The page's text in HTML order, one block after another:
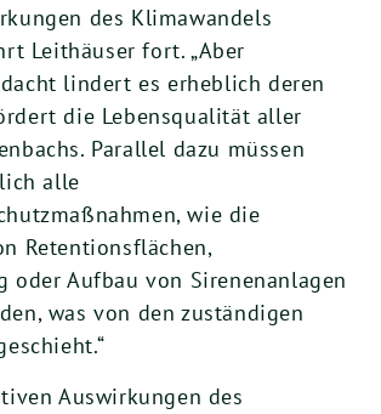
des Klimawandels
Leithäuser fort. „Aber
lindert es erheblich deren
die Lebensqualität aller
Parallel dazu müssen
alle
wie die
Retentionsflächen,
oder Aufbau von Sirenenanlagen
was von den zuständigen
Auswirkungen des